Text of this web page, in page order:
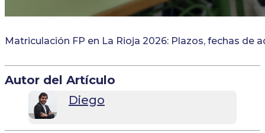
Matriculación FP en La Rioja 2026: Plazos, fechas de
Autor del Artículo
Diego